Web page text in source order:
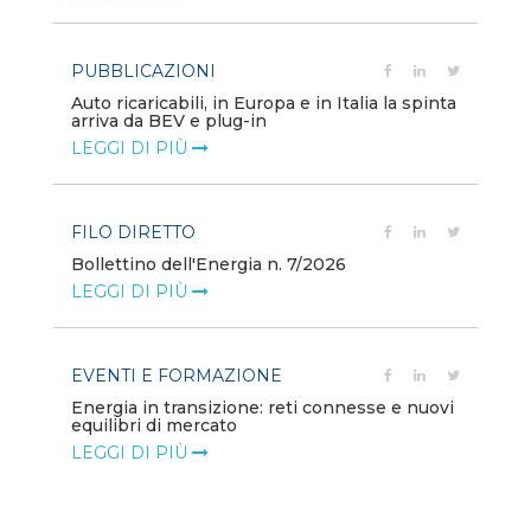
PUBBLICAZIONI
Auto ricaricabili, in Europa e in Italia la spinta
arriva da BEV e plug-in
LEGGI DI PIÙ
FILO DIRETTO
Bollettino dell'Energia n. 7/2026
LEGGI DI PIÙ
EVENTI E FORMAZIONE
Energia in transizione: reti connesse e nuovi
equilibri di mercato
LEGGI DI PIÙ